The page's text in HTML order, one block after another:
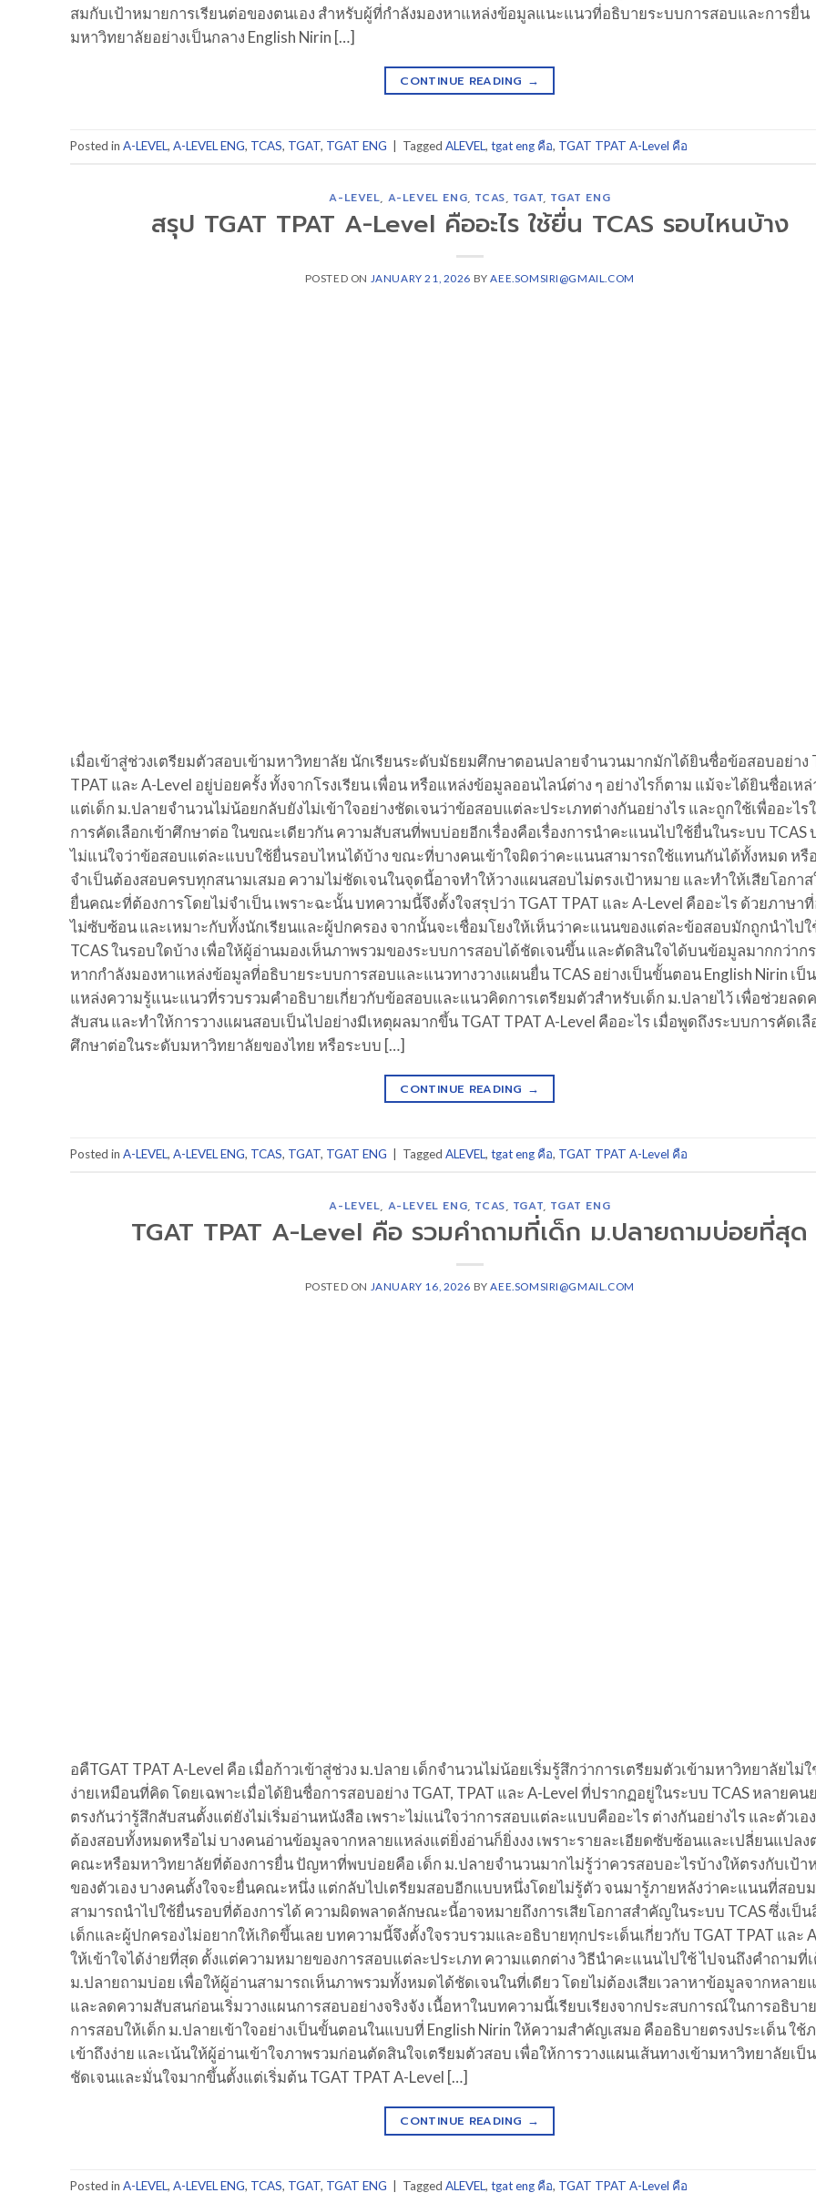
สมกับเป้าหมายการเรียนต่อของตนเอง สำหรับผู้ที่กำลังมองหาแหล่งข้อมูลแนะแนวที่อธิบายระบบการสอบและการยื่น
มหาวิทยาลัยอย่างเป็นกลาง English Nirin […]
CONTINUE READING →
Posted in A-LEVEL, A-LEVEL ENG, TCAS, TGAT, TGAT ENG Tagged ALEVEL, tgat eng คือ, TGAT TPAT A-Level คือ
A-LEVEL, A-LEVEL ENG, TCAS, TGAT, TGAT ENG
สรุป TGAT TPAT A-Level คืออะไร ใช้ยื่น TCAS รอบไหนบ้าง
POSTED ON JANUARY 21, 2026 BYAEE.SOMSIRI@GMAIL.COM
เมื่อเข้าสู่ช่วงเตรียมตัวสอบเข้ามหาวิทยาลัย นักเรียนระดับมัธยมศึกษาตอนปลายจำนวนมากมักได้ยินชื่อข้อสอบอย่าง
TPAT และ A-Level อยู่บ่อยครั้ง ทั้งจากโรงเรียน เพื่อน หรือแหล่งข้อมูลออนไลน์ต่าง ๆ อย่างไรก็ตาม แม้จะได้ยินชื่อเหล่
แต่เด็ก ม.ปลายจำนวนไม่น้อยกลับยังไม่เข้าใจอย่างชัดเจนว่าข้อสอบแต่ละประเภทต่างกันอย่างไร และถูกใช้เพื่ออะไร
การคัดเลือกเข้าศึกษาต่อ ในขณะเดียวกัน ความสับสนที่พบบ่อยอีกเรื่องคือเรื่องการนำคะแนนไปใช้ยื่นในระบบ TCAS
ไม่แน่ใจว่าข้อสอบแต่ละแบบใช้ยื่นรอบไหนได้บ้าง ขณะที่บางคนเข้าใจผิดว่าคะแนนสามารถใช้แทนกันได้ทั้งหมด หรื
จำเป็นต้องสอบครบทุกสนามเสมอ ความไม่ชัดเจนในจุดนี้อาจทำให้วางแผนสอบไม่ตรงเป้าหมาย และทำให้เสียโอกาส
ยื่นคณะที่ต้องการโดยไม่จำเป็น เพราะฉะนั้น บทความนี้จึงตั้งใจสรุปว่า TGAT TPAT และ A-Level คืออะไร ด้วยภาษา
ไม่ซับซ้อน และเหมาะกับทั้งนักเรียนและผู้ปกครอง จากนั้นจะเชื่อมโยงให้เห็นว่าคะแนนของแต่ละข้อสอบมักถูกนำไป
TCAS ในรอบใดบ้าง เพื่อให้ผู้อ่านมองเห็นภาพรวมของระบบการสอบได้ชัดเจนขึ้น และตัดสินใจได้บนข้อมูลมากกว่าก
หากกำลังมองหาแหล่งข้อมูลที่อธิบายระบบการสอบและแนวทางวางแผนยื่น TCAS อย่างเป็นขั้นตอน English Nirin เป็
แหล่งความรู้แนะแนวที่รวบรวมคำอธิบายเกี่ยวกับข้อสอบและแนวคิดการเตรียมตัวสำหรับเด็ก ม.ปลายไว้ เพื่อช่วยลด
สับสน และทำให้การวางแผนสอบเป็นไปอย่างมีเหตุผลมากขึ้น TGAT TPAT A-Level คืออะไร เมื่อพูดถึงระบบการคัดเลื
ศึกษาต่อในระดับมหาวิทยาลัยของไทย หรือระบบ […]
CONTINUE READING →
Posted in A-LEVEL, A-LEVEL ENG, TCAS, TGAT, TGAT ENG Tagged ALEVEL, tgat eng คือ, TGAT TPAT A-Level คือ
A-LEVEL, A-LEVEL ENG, TCAS, TGAT, TGAT ENG
TGAT TPAT A-Level คือ รวมคำถามที่เด็ก ม.ปลายถามบ่อยที่สุด
POSTED ON JANUARY 16, 2026 BYAEE.SOMSIRI@GMAIL.COM
อคืTGAT TPAT A-Level คือ เมื่อก้าวเข้าสู่ช่วง ม.ปลาย เด็กจำนวนไม่น้อยเริ่มรู้สึกว่าการเตรียมตัวเข้ามหาวิทยาลัยไม่ใ
ง่ายเหมือนที่คิด โดยเฉพาะเมื่อได้ยินชื่อการสอบอย่าง TGAT, TPAT และ A-Level ที่ปรากฏอยู่ในระบบ TCAS หลายคน
ตรงกันว่ารู้สึกสับสนตั้งแต่ยังไม่เริ่มอ่านหนังสือ เพราะไม่แน่ใจว่าการสอบแต่ละแบบคืออะไร ต่างกันอย่างไร และตัวเอ
ต้องสอบทั้งหมดหรือไม่ บางคนอ่านข้อมูลจากหลายแหล่งแต่ยิ่งอ่านก็ยิ่งงง เพราะรายละเอียดซับซ้อนและเปลี่ยนแปลง
คณะหรือมหาวิทยาลัยที่ต้องการยื่น ปัญหาที่พบบ่อยคือ เด็ก ม.ปลายจำนวนมากไม่รู้ว่าควรสอบอะไรบ้างให้ตรงกับเป้า
ของตัวเอง บางคนตั้งใจจะยื่นคณะหนึ่ง แต่กลับไปเตรียมสอบอีกแบบหนึ่งโดยไม่รู้ตัว จนมารู้ภายหลังว่าคะแนนที่สอบ
สามารถนำไปใช้ยื่นรอบที่ต้องการได้ ความผิดพลาดลักษณะนี้อาจหมายถึงการเสียโอกาสสำคัญในระบบ TCAS ซึ่งเป็น
เด็กและผู้ปกครองไม่อยากให้เกิดขึ้นเลย บทความนี้จึงตั้งใจรวบรวมและอธิบายทุกประเด็นเกี่ยวกับ TGAT TPAT และ
ให้เข้าใจได้ง่ายที่สุด ตั้งแต่ความหมายของการสอบแต่ละประเภท ความแตกต่าง วิธีนำคะแนนไปใช้ ไปจนถึงคำถามที่
ม.ปลายถามบ่อย เพื่อให้ผู้อ่านสามารถเห็นภาพรวมทั้งหมดได้ชัดเจนในที่เดียว โดยไม่ต้องเสียเวลาหาข้อมูลจากหลาย
และลดความสับสนก่อนเริ่มวางแผนการสอบอย่างจริงจัง เนื้อหาในบทความนี้เรียบเรียงจากประสบการณ์ในการอธิบา
การสอบให้เด็ก ม.ปลายเข้าใจอย่างเป็นขั้นตอนในแบบที่ English Nirin ให้ความสำคัญเสมอ คืออธิบายตรงประเด็น ใช้
เข้าถึงง่าย และเน้นให้ผู้อ่านเข้าใจภาพรวมก่อนตัดสินใจเตรียมตัวสอบ เพื่อให้การวางแผนเส้นทางเข้ามหาวิทยาลัยเป็
ชัดเจนและมั่นใจมากขึ้นตั้งแต่เริ่มต้น TGAT TPAT A-Level […]
CONTINUE READING →
Posted in A-LEVEL, A-LEVEL ENG, TCAS, TGAT, TGAT ENG Tagged ALEVEL, tgat eng คือ, TGAT TPAT A-Level คือ